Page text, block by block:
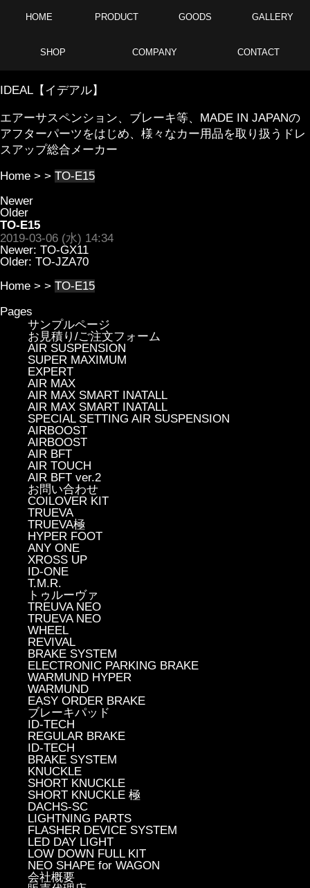
HOME PRODUCT GOODS GALLERY
SHOP COMPANY CONTACT
IDEAL【イデアル】
エアーサスペンション、ブレーキ等、MADE IN JAPANの
アフターパーツをはじめ、様々なカー用品を取り扱うドレ
スアップ総合メーカー
Home > > TO-E15
Newer
Older
TO-E15
2019-03-06 (水) 14:34
Newer: TO-GX11
Older: TO-JZA70
Home > > TO-E15
Pages
サンプルページ
お見積り/ご注文フォーム
AIR SUSPENSION
SUPER MAXIMUM
EXPERT
AIR MAX
AIR MAX SMART INATALL
AIR MAX SMART INATALL
SPECIAL SETTING AIR SUSPENSION
AIRBOOST
AIRBOOST
AIR BFT
AIR TOUCH
AIR BFT ver.2
お問い合わせ
COILOVER KIT
TRUEVA
TRUEVA極
HYPER FOOT
ANY ONE
XROSS UP
ID-ONE
T.M.R.
トゥルーヴァ
TREUVA NEO
TRUEVA NEO
WHEEL
REVIVAL
BRAKE SYSTEM
ELECTRONIC PARKING BRAKE
WARMUND HYPER
WARMUND
EASY ORDER BRAKE
ブレーキパッド
ID-TECH
REGULAR BRAKE
ID-TECH
BRAKE SYSTEM
KNUCKLE
SHORT KNUCKLE
SHORT KNUCKLE 極
DACHS-SC
LIGHTNING PARTS
FLASHER DEVICE SYSTEM
LED DAY LIGHT
LOW DOWN FULL KIT
NEO SHAPE for WAGON
会社概要